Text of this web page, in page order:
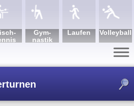
Gym­
nastik
Lau­fen Volley­ball